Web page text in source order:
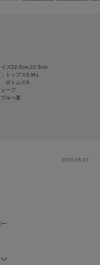
ズ22.0cm,22.5cm
トップスS,M,L
ボトムスS
ーブ
ルべ夏
2026.06.07